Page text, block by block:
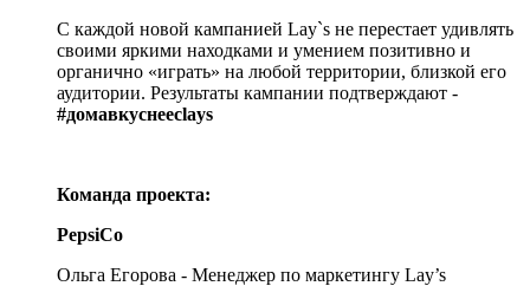
С каждой новой кампанией Lay`s не перестает удивлять
своими яркими находками и умением позитивно и
органично «играть» на любой территории, близкой его
аудитории. Результаты кампании подтверждают -
#домавкуснеесlays
Команда проекта:
PepsiCo
Ольга Егорова - Менеджер по маркетингу Lay’s